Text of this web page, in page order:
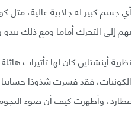
أي جسم كبير له جاذبية عالية،
بهم إلى التحرك أماما ومع ذلك
نظرية أينشتاين كان لها تأثيرات
الكونيات، فقد فسرت شذوذا
عطارد، وأظهرت كيف أن ضوء